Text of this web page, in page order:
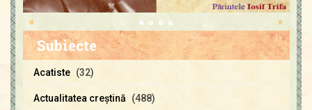
»
«
Subiecte
Acatiste (32)
Actualitatea creştină (488)